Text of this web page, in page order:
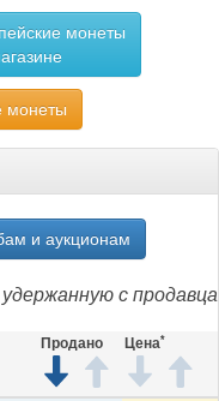
монеты
монеты
и аукционам
с продавца
Продано Цена*